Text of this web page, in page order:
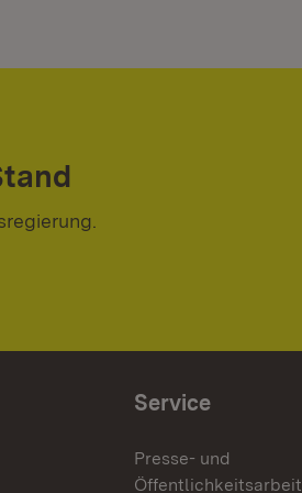
Service
Presse- und
Öffentlichkeitsarbeit